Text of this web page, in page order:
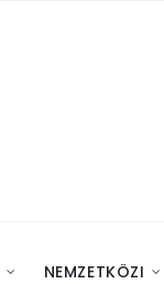
NEMZETKÖZI